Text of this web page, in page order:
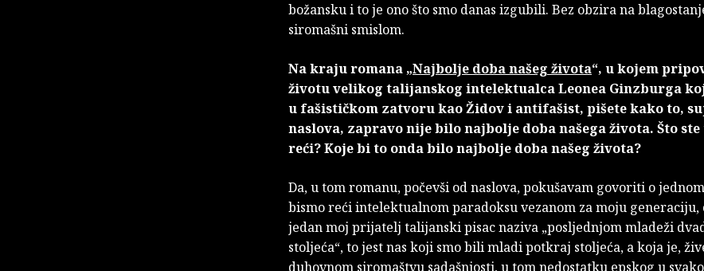
božansku i to je ono što smo danas izgubili. Bez obzira na
siromašni smislom.
Na kraju romana „Najbolje doba našeg života“, u kojem
životu velikog talijanskog intelektualca Leonea Ginzburga
u fašističkom zatvoru kao Židov i antifašist, pišete kako to,
naslova, zapravo nije bilo najbolje doba našega života. Što
reći? Koje bi to onda bilo najbolje doba našeg života?
Da, u tom romanu, počevši od naslova, pokušavam govoriti o
bismo reći intelektualnom paradoksu vezanom za moju generaciju,
jedan moj prijatelj talijanski pisac naziva „posljednjom mladeži
stoljeća“, to jest nas koji smo bili mladi potkraj stoljeća, a koja je,
duhovnom siromaštvu sadašnjosti, u tom nedostatku epskog u